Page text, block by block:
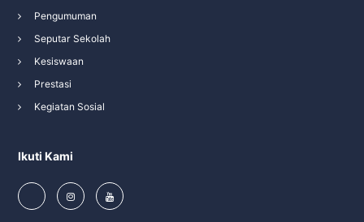
Pengumuman
Seputar Sekolah
Kesiswaan
Prestasi
Kegiatan Sosial
Ikuti Kami